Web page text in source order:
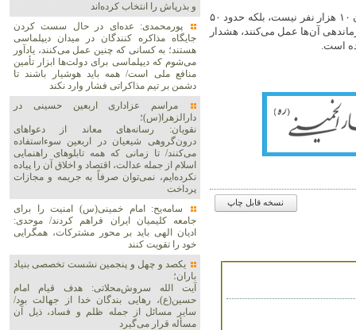
ارتضی علی با اشاره به اینکه تعداد واقعی نیروهای پاکستانی در عربستان ۱۰ هزار نفر نیست، بلکه حدود ۵۰
آن‌ها عمل می‌کنند، هشدار
است.
نسخه قابل چاپ
و بذرپاش را انتخاب کرده‌اند
پورمحمدی: عده‌ای در حال سست کردن
جایگاه مذاکره کنندگان در میدان دیپلماسی
هستند؛ به کسانی که چنین عمل می‌کنند، یادآور
می‌شوم که دیپلماسی برای دولت‌ها ابزار تأمین
منافع ملی است/ همه باید هوشیار باشند تا
دشمن بر تیم مذاکراتی فشار وارد نکند
مراسم عزاداری اربعین حسینی در
دارالزهرا(س)؛
نقویان: رسانه‌های معاند از دعواهای
درون‌گروهی شیعیان در اربعین سوءاستفاده
می‌کنند/ تا زمانی که همه تابلوهای راهنمایی
اسلام از جمله عدالت، اقتصاد و اخلاق آن را پیاده
نکرده‌ایم، نمی‌توان صرفاً به جریمه و مجازات
پرداخت
سامه‌یح: امام خمینی(س) امنیت را برای
جامعه کلیمیان ایران فراهم کردند/ موحدی:
ادیان الهی باید بر محور مشترکات، همگرایی
خود را تقویت کنند
یکصد و چهل و پنجمین نشست تخصصی بنیاد
باران؛
آیت الله سروش‌محلاتی: هدف قیام امام
حسین(ع)، رهایی بندگان خدا از جهالت بود/
سایر مسائل از جمله ظلم و فساد، ذیل آن
مسأله قرار می‌گیرد